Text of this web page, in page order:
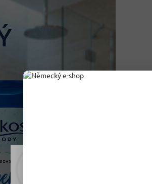
Rádi vám upravujeme nabídku na
tomu soubory cookie.